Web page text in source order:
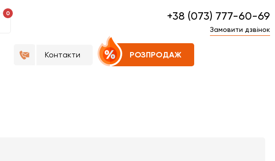
0 +38 (073) 777-60-69
Замовити дзвінок
Контакти РОЗПРОДАЖ